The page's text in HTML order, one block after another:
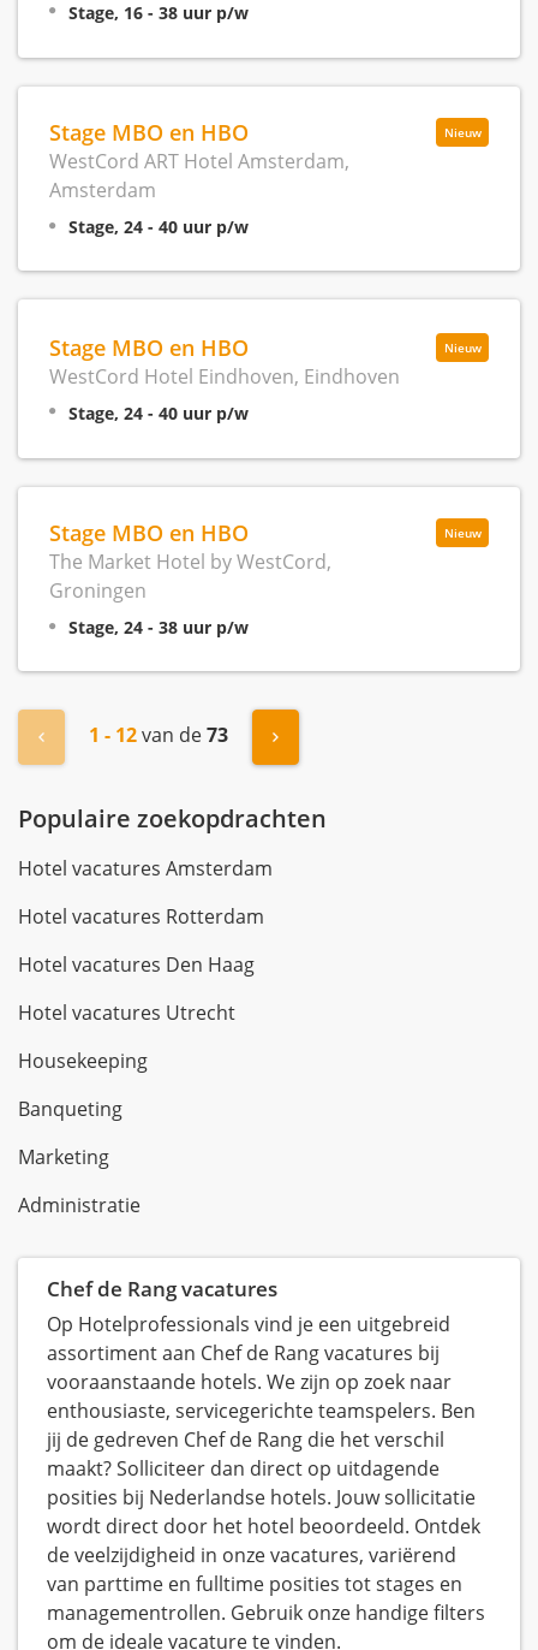
Stage, 16 - 38 uur p/w
Nieuw
Stage MBO en HBO
WestCord ART Hotel Amsterdam,
Amsterdam
Stage, 24 - 40 uur p/w
Nieuw
Stage MBO en HBO
WestCord Hotel Eindhoven, Eindhoven
Stage, 24 - 40 uur p/w
Nieuw
Stage MBO en HBO
The Market Hotel by WestCord,
Groningen
Stage, 24 - 38 uur p/w
« Vorige1 - 12van de73 Volgende »
Populaire zoekopdrachten
Hotel vacatures Amsterdam
Hotel vacatures Rotterdam
Hotel vacatures Den Haag
Hotel vacatures Utrecht
Housekeeping
Banqueting
Marketing
Administratie
Chef de Rang vacatures
Op Hotelprofessionals vind je een uitgebreid
assortiment aan Chef de Rang vacatures bij
vooraanstaande hotels. We zijn op zoek naar
enthousiaste, servicegerichte teamspelers. Ben
jij de gedreven Chef de Rang die het verschil
maakt? Solliciteer dan direct op uitdagende
posities bij Nederlandse hotels. Jouw sollicitatie
wordt direct door het hotel beoordeeld. Ontdek
de veelzijdigheid in onze vacatures, variërend
van parttime en fulltime posities tot stages en
managementrollen. Gebruik onze handige filters
om de ideale vacature te vinden.